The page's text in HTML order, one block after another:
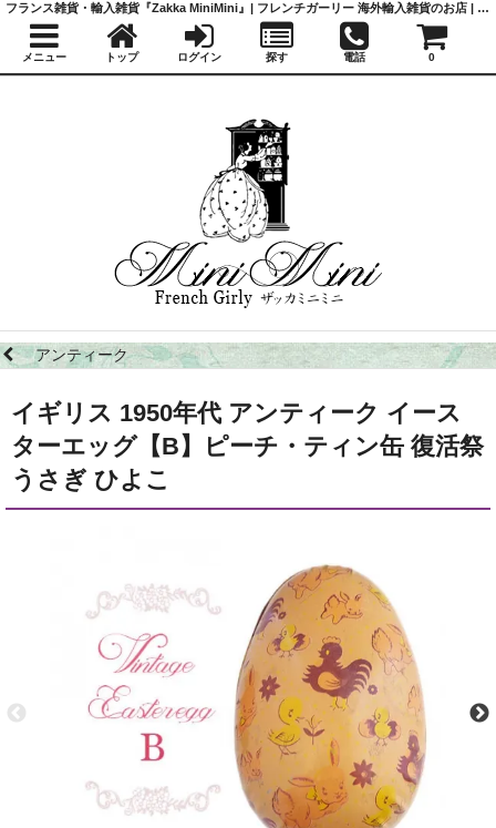
アンティーク
イギリス 1950年代 アンティーク イース
ターエッグ【B】ピーチ・ティン缶 復活祭
うさぎ ひよこ
フランス雑貨・輸入雑貨『Zakka MiniMini』| フレンチガーリー 海外輸入雑貨のお店 | かわいい雑貨 | 蚤の市 | アンティーク
メニュー トップ ログイン 探す 電話 0